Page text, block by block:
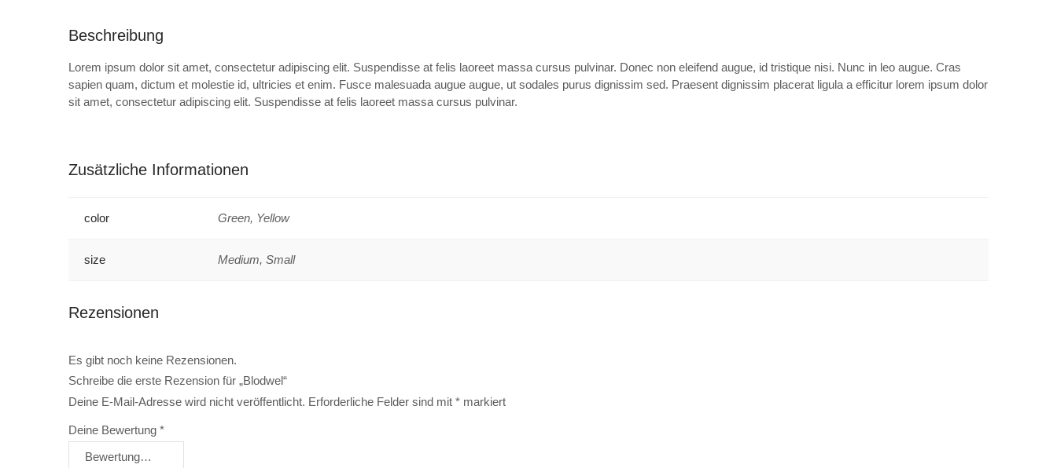
Beschreibung
Lorem ipsum dolor sit amet, consectetur adipiscing elit. Suspendisse at felis laoreet massa cursus pulvinar. Donec non eleifend augue, id tristique nisi. Nunc in leo augue. Cras
sapien quam, dictum et molestie id, ultricies et enim. Fusce malesuada augue augue, ut sodales purus dignissim sed. Praesent dignissim placerat ligula a efficitur lorem ipsum dolor
sit amet, consectetur adipiscing elit. Suspendisse at felis laoreet massa cursus pulvinar.
Zusätzliche Informationen
color Green, Yellow
size Medium, Small
Rezensionen
Es gibt noch keine Rezensionen.
Schreibe die erste Rezension für „Blodwel“
Deine E-Mail-Adresse wird nicht veröffentlicht. Erforderliche Felder sind mit * markiert
Deine Bewertung *